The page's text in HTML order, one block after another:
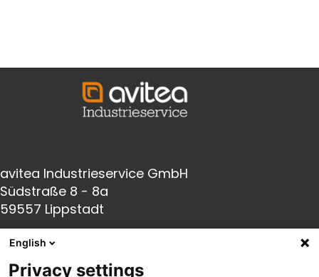
avitea Industrieservice GmbH
Südstraße 8 - 8a
59557 Lippstadt
Fon:+49(0) 2941 66005-0
English
Privacy settings